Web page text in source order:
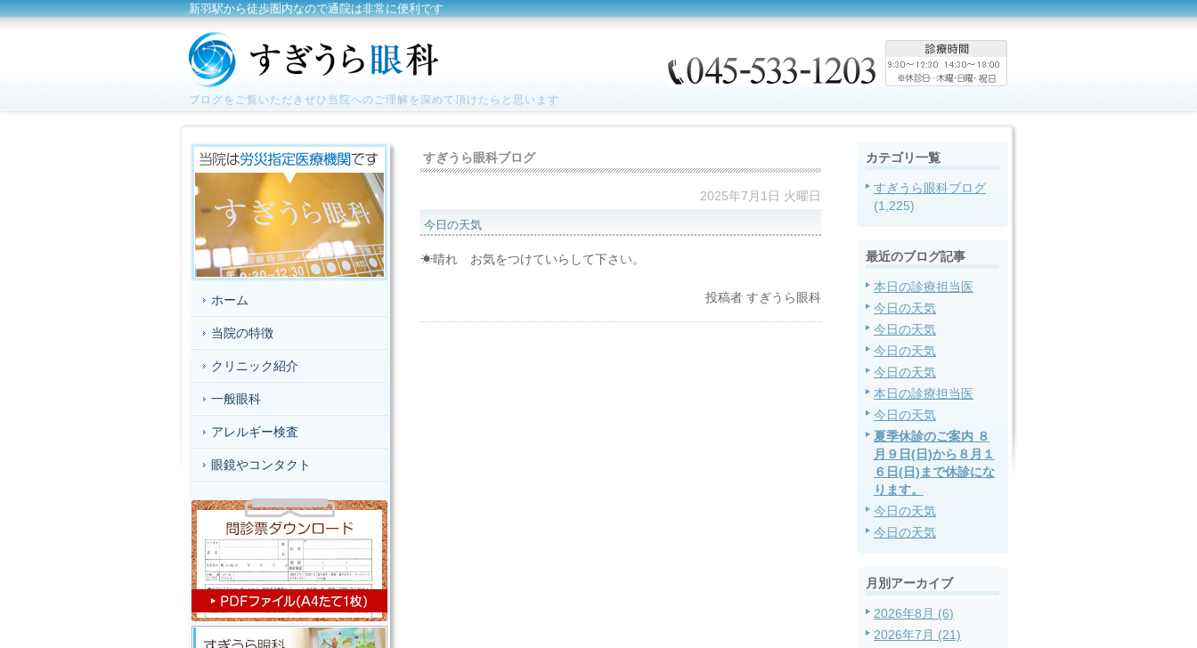
新羽駅から徒歩圏内なので通院は非常に便利です
ブログをご覧いただきぜひ当院へのご理解を深めて頂けたらと思います
すぎうら眼科ブログ
2025年7月1日 火曜日
今日の天気
☀晴れ お気をつけていらして下さい。
投稿者 すぎうら眼科
カテゴリ一覧
すぎうら眼科ブログ
(1,225)
最近のブログ記事
本日の診療担当医
今日の天気
今日の天気
今日の天気
今日の天気
本日の診療担当医
今日の天気
夏季休診のご案内 ８
月９日(日)から８月１
６日(日)まで休診にな
ります。
今日の天気
今日の天気
月別アーカイブ
2026年8月 (6)
2026年7月 (21)
ホーム
当院の特徴
クリニック紹介
一般眼科
アレルギー検査
眼鏡やコンタクト